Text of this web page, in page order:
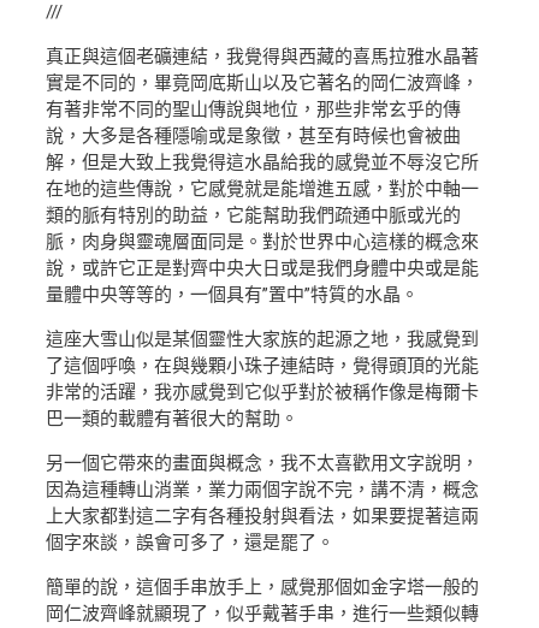
///
真正與這個老礦連結，我覺得與西藏的喜馬拉雅水晶著
實是不同的，畢竟岡底斯山以及它著名的岡仁波齊峰，
有著非常不同的聖山傳說與地位，那些非常玄乎的傳
說，大多是各種隱喻或是象徵，甚至有時候也會被曲
解，但是大致上我覺得這水晶給我的感覺並不辱沒它所
在地的這些傳說，它感覺就是能增進五感，對於中軸一
類的脈有特別的助益，它能幫助我們疏通中脈或光的
脈，肉身與靈魂層面同是。對於世界中心這樣的概念來
說，或許它正是對齊中央大日或是我們身體中央或是能
量體中央等等的，一個具有”置中”特質的水晶。
這座大雪山似是某個靈性大家族的起源之地，我感覺到
了這個呼喚，在與幾顆小珠子連結時，覺得頭頂的光能
非常的活躍，我亦感覺到它似乎對於被稱作像是梅爾卡
巴一類的載體有著很大的幫助。
另一個它帶來的畫面與概念，我不太喜歡用文字說明，
因為這種轉山消業，業力兩個字說不完，講不清，概念
上大家都對這二字有各種投射與看法，如果要提著這兩
個字來談，誤會可多了，還是罷了。
簡單的說，這個手串放手上，感覺那個如金字塔一般的
岡仁波齊峰就顯現了，似乎戴著手串，進行一些類似轉